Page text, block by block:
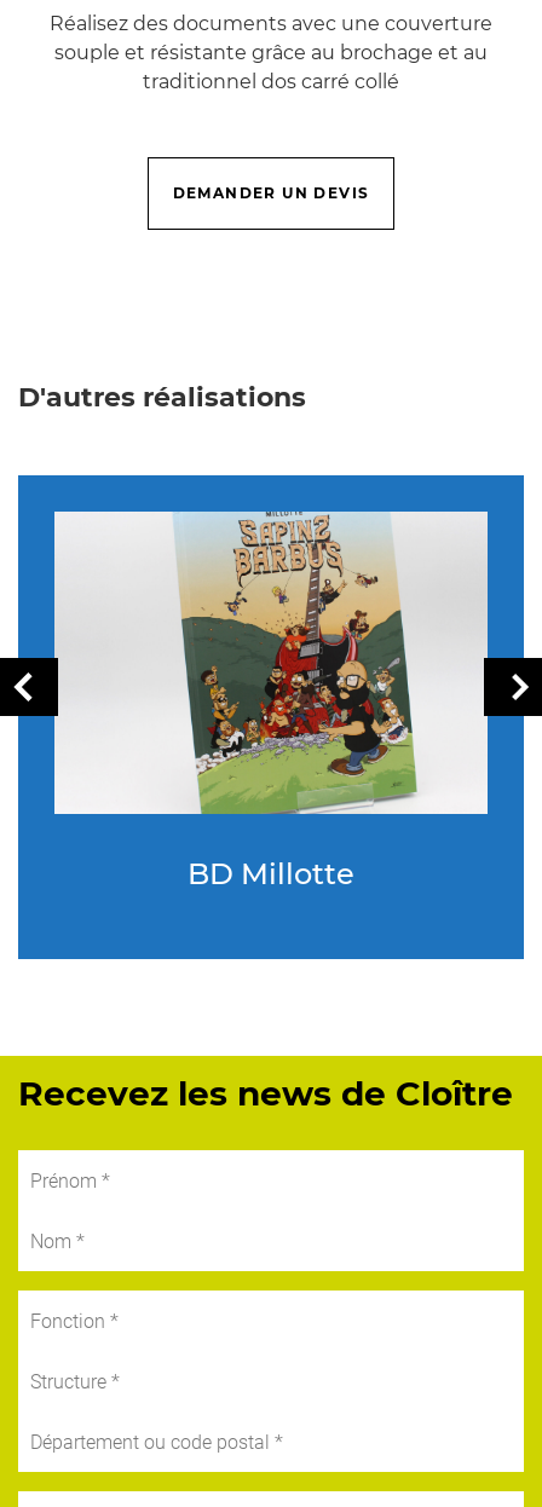
Réalisez des documents avec une couverture
souple et résistante grâce au brochage et au
traditionnel dos carré collé
DEMANDER UN DEVIS
D'autres réalisations
BD Millotte
Recevez les news de Cloître